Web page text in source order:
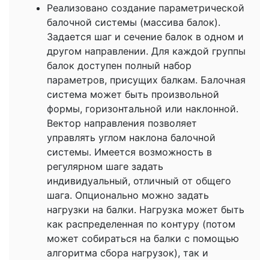
Реализовано создание параметрической
балочной системы (массива балок).
Задается шаг и сечение балок в одном и
другом направлении. Для каждой группы
балок доступен полный набор
параметров, присущих балкам. Балочная
система может быть произвольной
формы, горизонтальной или наклонной.
Вектор направления позволяет
управлять углом наклона балочной
системы. Имеется возможность в
регулярном шаге задать
индивидуальный, отличный от общего
шага. Опционально можно задать
нагрузки на балки. Нагрузка может быть
как распределенная по контуру (потом
может собираться на балки с помощью
алгоритма сбора нагрузок), так и